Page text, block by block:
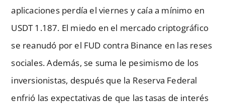
aplicaciones perdía el viernes y caía a mínimo en
USDT 1.187. El miedo en el mercado criptográfico
se reanudó por el FUD contra Binance en las reses
sociales. Además, se suma le pesimismo de los
inversionistas, después que la Reserva Federal
enfrió las expectativas de que las tasas de interés